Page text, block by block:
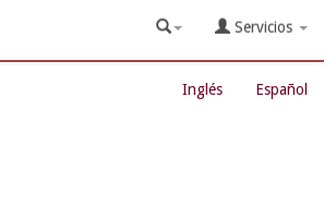
Servicios
Inglés Español